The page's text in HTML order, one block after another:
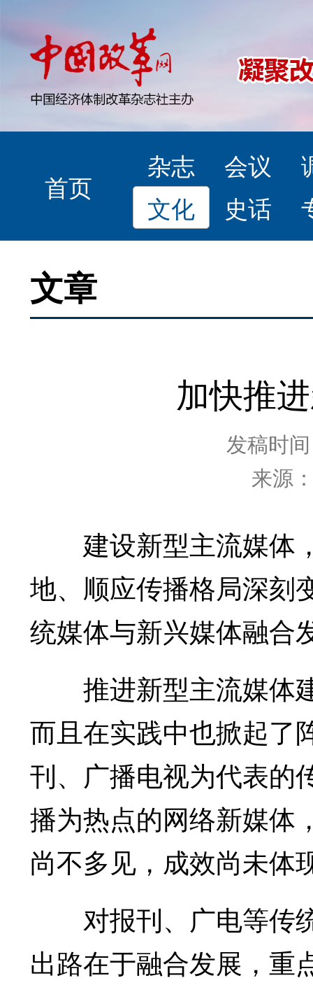
首页
杂志 会议
文化
史话
文章
加快推
发稿时
来源
建设新型主流媒体
地、顺应传播格局深刻
统媒体与新兴媒体融合
推进新型主流媒体
而且在实践中也掀起了
刊、广播电视为代表的
播为热点的网络新媒体
尚不多见，成效尚未体
对报刊、广电等传
出路在于融合发展，重